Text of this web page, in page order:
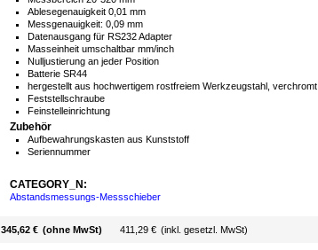
Ablesegenauigkeit 0,01 mm
Messgenauigkeit: 0,09 mm
Datenausgang für RS232 Adapter
Masseinheit umschaltbar mm/inch
Nulljustierung an jeder Position
Batterie SR44
hergestellt aus hochwertigem rostfreiem Werkzeugstahl, verchromt
Feststellschraube
Feinstelleinrichtung
Zubehör
Aufbewahrungskasten aus Kunststoff
Seriennummer
CATEGORY_N:
Abstandsmessungs-Messschieber
345,62 € (ohne MwSt) 411,29 € (inkl. gesetzl. MwSt)